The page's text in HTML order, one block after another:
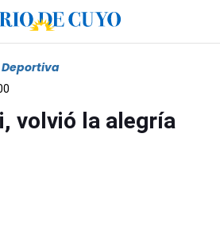
Deportiva
volvió la alegría